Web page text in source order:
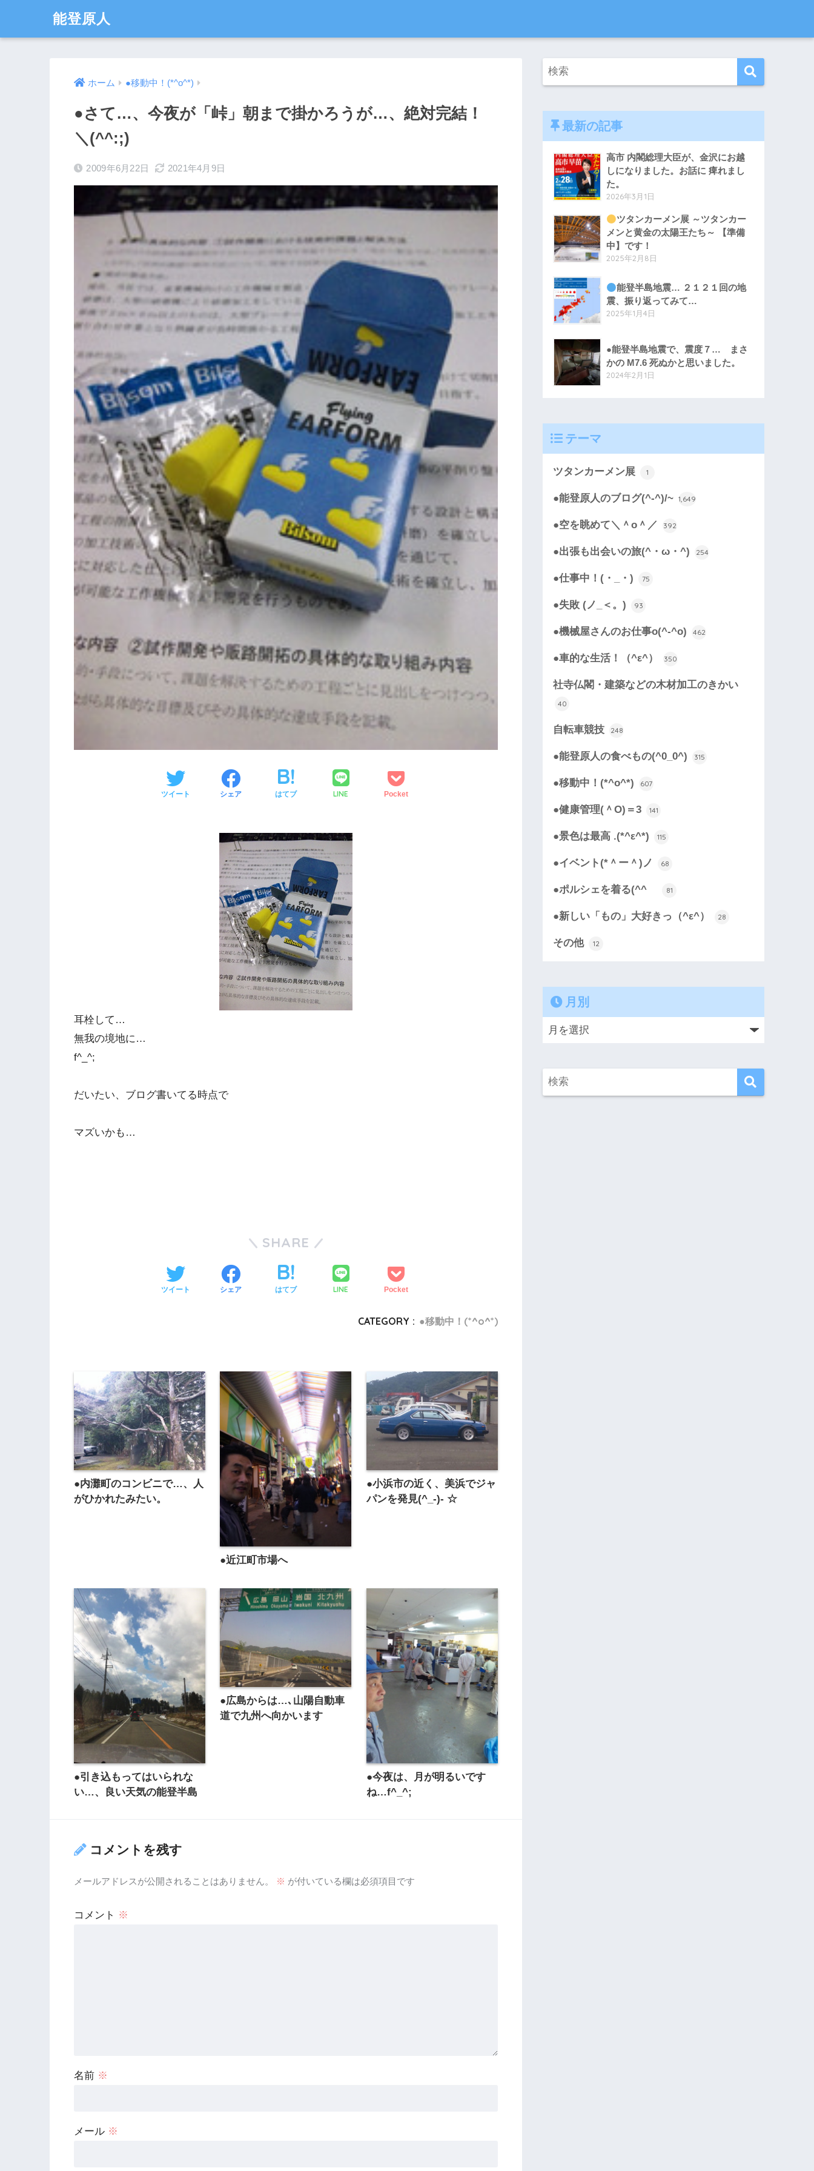
能登原人
ホーム ●移動中！(*^o^*)
●さて…、今夜が「峠」朝まで掛かろうが…、絶対完結！
＼(^^:;)
2009年6月22日 2021年4月9日
ツイート シェア はてブ LINE Pocket
耳栓して…
無我の境地に…
f^_^;
だいたい、ブログ書いてる時点で
マズいかも…
SHARE
ツイート シェア はてブ LINE Pocket
CATEGORY : ●移動中！(*^o^*)
●内灘町のコンビニで…、人
がひかれたみたい。
●近江町市場へ
●小浜市の近く、美浜でジャ
パンを発見(^_-)- ☆
●引き込もってはいられな
い…、良い天気の能登半島
●広島からは…､山陽自動車
道で九州へ向かいます
●今夜は、月が明るいです
ね…f^_^;
コメントを残す
メールアドレスが公開されることはありません。 ※ が付いている欄は必須項目です
コメント ※
名前 ※
メール ※
最新の記事
高市 内閣総理大臣が、金沢にお越
しになりました。お話に 痺れまし
た。
2026年3月1日
ツタンカーメン展 ～ツタンカー
メンと黄金の太陽王たち～ 【準備
中】です！
2025年2月8日
能登半島地震… ２１２１回の地
震、振り返ってみて…
2025年1月4日
●能登半島地震で、震度７… まさ
かの M7.6 死ぬかと思いました。
2024年2月1日
テーマ
ツタンカーメン展 1
●能登原人のブログ(^-^)/~ 1,649
●空を眺めて＼＾o＾／ 392
●出張も出会いの旅(^・ω・^) 254
●仕事中！(・_・) 75
●失敗 (ノ_＜。) 93
●機械屋さんのお仕事o(^-^o) 462
●車的な生活！（^ε^） 350
社寺仏閣・建築などの木材加工のきかい
40
自転車競技 248
●能登原人の食べもの(^0_0^) 315
●移動中！(*^o^*) 607
●健康管理(＾O)＝3 141
●景色は最高 .(*^ε^*) 115
●イベント(*＾ー＾)ノ 68
●ポルシェを着る(^^ゞ 81
●新しい「もの」大好きっ（^ε^） 28
その他 12
月別